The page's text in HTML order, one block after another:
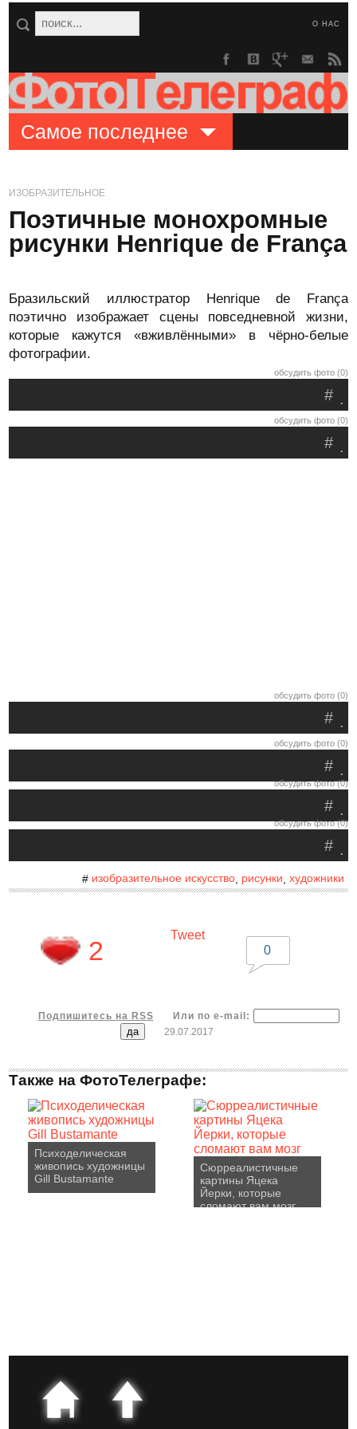
О НАС
Самое последнее
ИЗОБРАЗИТЕЛЬНОЕ
Поэтичные монохромные
рисунки Henrique de França
Бразильский иллюстратор Henrique de França
поэтично изображает сцены повседневной жизни,
которые кажутся «вживлёнными» в чёрно-белые
фотографии.
обсудить фото (0)
.
#
обсудить фото (0)
.
#
обсудить фото (0)
.
#
обсудить фото (0)
.
#
обсудить фото (0)
.
#
обсудить фото (0)
.
#
# изобразительное искусство, рисунки художники
2
Tweet
0
Подпишитесь на RSS
Или по e-mail:
29.07.2017
Также на ФотоТелеграфе:
Психоделическая
живопись художницы
Gill Bustamante
Сюрреалистичные
картины Яцека
Йерки, которые
сломают вам мозг